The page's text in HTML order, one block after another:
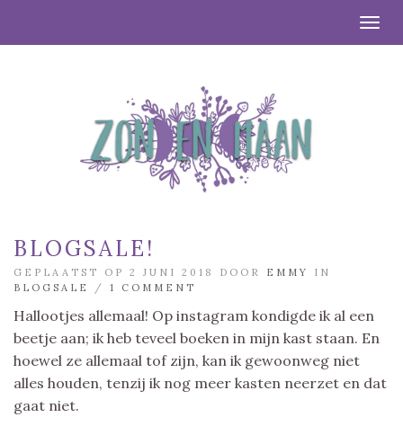
BLOGSALE!
GEPLAATST OP 2 JUNI 2018 DOOR EMMY
IN
BLOGSALE
/ 1 COMMENT
Hallootjes allemaal! Op instagram kondigde ik al een
beetje aan; ik heb teveel boeken in mijn kast staan. En
hoewel ze allemaal tof zijn, kan ik gewoonweg niet
alles houden, tenzij ik nog meer kasten neerzet en dat
gaat niet.